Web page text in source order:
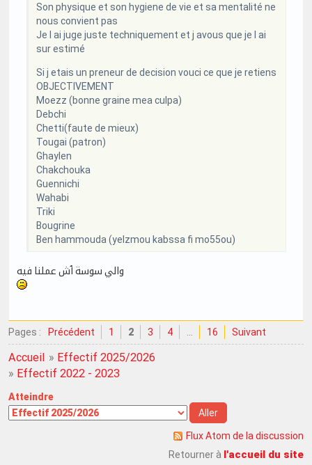
Son physique et son hygiene de vie et sa mentalité ne
nous convient pas
Je l ai juge juste techniquement et j avous que je l ai
sur estimé
Si j etais un preneur de decision vouci ce que je retiens
OBJECTIVEMENT
Moezz (bonne graine mea culpa)
Debchi
Chetti(faute de mieux)
Tougai (patron)
Ghaylen
Chakchouka
Guennichi
Wahabi
Triki
Bougrine
Ben hammouda (yelzmou kabssa fi mo55ou)
والي سوسة ٱش عملنا فيه
Pages : Précédent 1 2 3 4 … 16 Suivant
Accueil » Effectif 2025/2026
» Effectif 2022 - 2023
Atteindre
Flux Atom de la discussion
Retourner à l'accueil du site